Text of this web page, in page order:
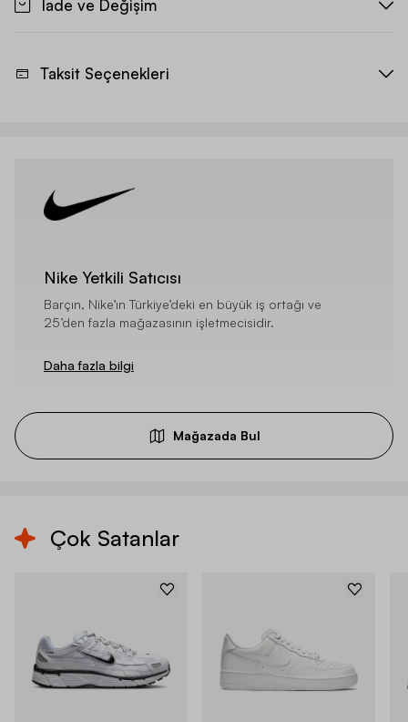
İade ve Değişim
Taksit Seçenekleri
Nike Yetkili Satıcısı
Barçın, Nike’ın Türkiye’deki en büyük iş ortağı ve
25’den fazla mağazasının işletmecisidir.
Daha fazla bilgi
Mağazada Bul
Çok Satanlar